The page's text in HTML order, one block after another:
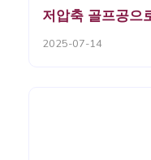
저압축 골프공으
2025-07-14